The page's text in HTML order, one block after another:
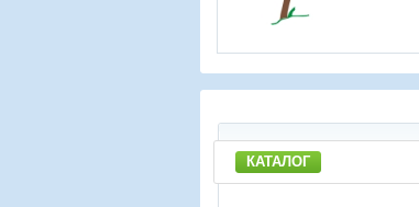
КАТАЛОГ